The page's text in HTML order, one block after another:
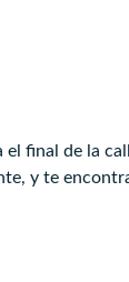
final de la
y te